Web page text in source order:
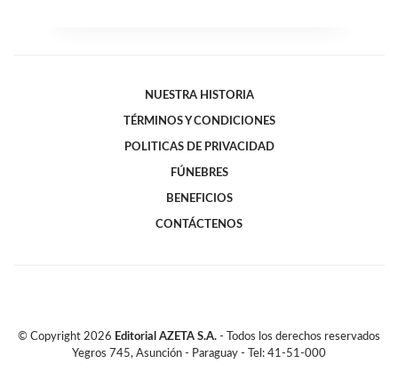
NUESTRA HISTORIA
TÉRMINOS Y CONDICIONES
POLITICAS DE PRIVACIDAD
FÚNEBRES
BENEFICIOS
CONTÁCTENOS
© Copyright 2026 Editorial AZETA S.A. - Todos los derechos reservados
Yegros 745, Asunción - Paraguay - Tel: 41-51-000